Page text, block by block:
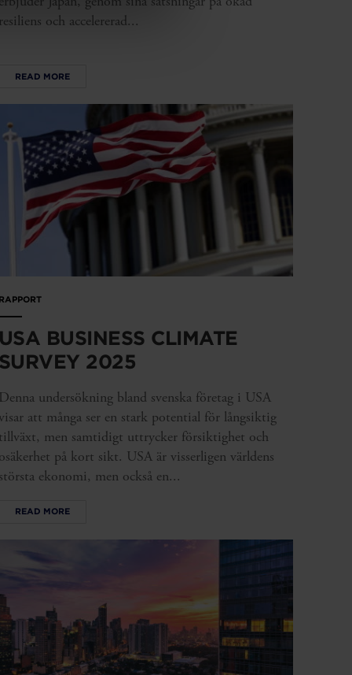
resiliens och accelererad...
READ MORE
RAPPORT
USA BUSINESS CLIMATE
SURVEY 2025
Denna undersökning bland svenska företag i USA
visar att många ser en stark potential för långsiktig
tillväxt, men samtidigt uttrycker försiktighet och
osäkerhet på kort sikt. USA är visserligen världens
största ekonomi, men också en...
READ MORE